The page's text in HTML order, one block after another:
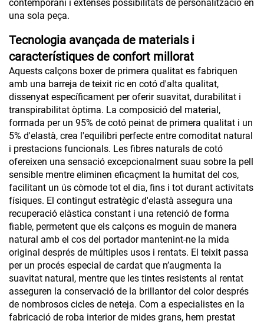
contemporani i extenses possibilitats de personalització en
una sola peça.
Tecnologia avançada de materials i
característiques de confort millorat
Aquests calçons boxer de primera qualitat es fabriquen
amb una barreja de teixit ric en cotó d'alta qualitat,
dissenyat específicament per oferir suavitat, durabilitat i
transpirabilitat òptima. La composició del material,
formada per un 95% de cotó peinat de primera qualitat i un
5% d'elastà, crea l'equilibri perfecte entre comoditat natural
i prestacions funcionals. Les fibres naturals de cotó
ofereixen una sensació excepcionalment suau sobre la pell
sensible mentre eliminen eficaçment la humitat del cos,
facilitant un ús còmode tot el dia, fins i tot durant activitats
físiques. El contingut estratègic d'elastà assegura una
recuperació elàstica constant i una retenció de forma
fiable, permetent que els calçons es moguin de manera
natural amb el cos del portador mantenint-ne la mida
original després de múltiples usos i rentats. El teixit passa
per un procés especial de cardat que n’augmenta la
suavitat natural, mentre que les tintes resistents al rentat
asseguren la conservació de la brillantor del color després
de nombrosos cicles de neteja. Com a especialistes en la
fabricació de roba interior de mides grans, hem prestat